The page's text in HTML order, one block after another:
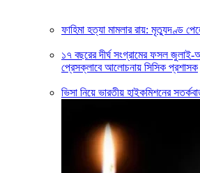
ফাহিমা হত্যা মামলার রায়: মৃত্যুদণ্ড
১৭ বছরের দীর্ঘ সংগ্রামের ফসল
প্রেসক্লাবে আলোচনায় সিসিক প্রশাসক
ভিসা নিয়ে ভারতীয় হাইকমিশনের